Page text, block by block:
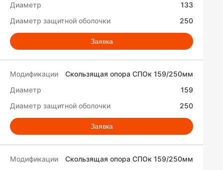
133
250
Заявка
Скользящая опора СПОк 159/250мм
159
250
Заявка
Скользящая опора СПОк 159/250мм